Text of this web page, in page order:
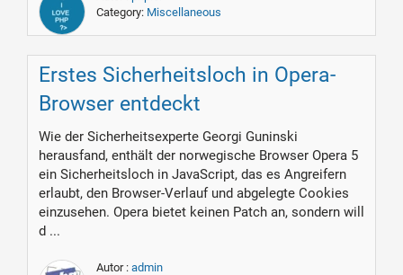
Category: Miscellaneous
Erstes Sicherheitsloch in Opera-
Browser entdeckt
Wie der Sicherheitsexperte Georgi Guninski
herausfand, enthält der norwegische Browser Opera 5
ein Sicherheitsloch in JavaScript, das es Angreifern
erlaubt, den Browser-Verlauf und abgelegte Cookies
einzusehen. Opera bietet keinen Patch an, sondern will
d ...
Autor : admin